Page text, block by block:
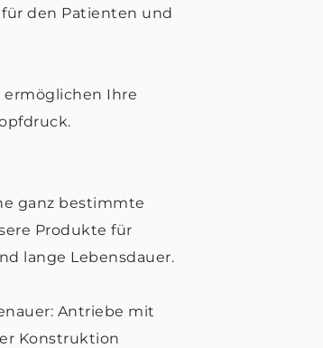
den Patienten und
Ihre
ganz bestimmte
Produkte für
lange Lebensdauer.
Antriebe mit
Konstruktion